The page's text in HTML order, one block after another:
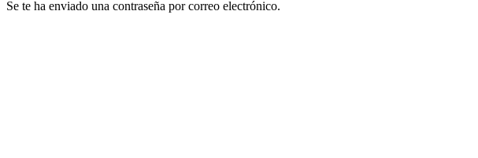
Se te ha enviado una contraseña por correo electrónico.